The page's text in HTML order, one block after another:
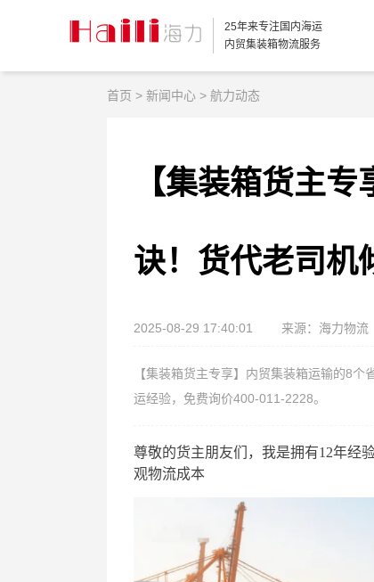
25年来专注国内海运
内贸集装箱物流服务
首页 > 新闻中心 > 航力动态
【集装箱货主
诀！货代老司机
2025-08-29 17:40:01 来源：海力物流
【集装箱货主专享】内贸集装箱运输的8
运经验，免费询价400-011-2228。
尊敬的货主朋友们，我是拥有12年经
观物流成本